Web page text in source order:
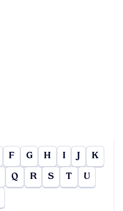
F G H I J K
Q R S T U